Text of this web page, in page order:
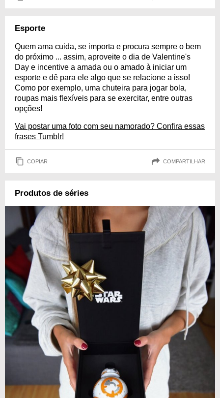
Esporte
Quem ama cuida, se importa e procura sempre o bem
do próximo ... assim, aproveite o dia de Valentine's
Day e incentive a amada ou o amado à iniciar um
esporte e dê para ele algo que se relacione a isso!
Como por exemplo, uma chuteira para jogar bola,
roupas mais flexíveis para se exercitar, entre outras
opções!
Vai postar uma foto com seu namorado? Confira essas
frases Tumblr!
COPIAR COMPARTILHAR
Produtos de séries